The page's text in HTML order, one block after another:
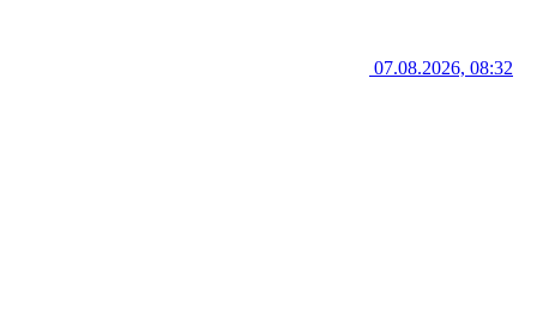
07.08.2026, 08:32